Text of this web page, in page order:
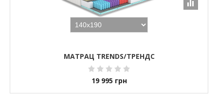
МАТРАЦ TRENDS/ТРЕНДС
19 995 грн